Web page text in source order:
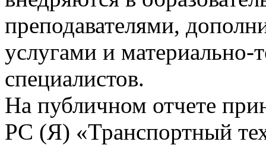
преподавателями,
услугами и материально-
специалистов.
На публичном отчете
РС (Я) «Транспортный